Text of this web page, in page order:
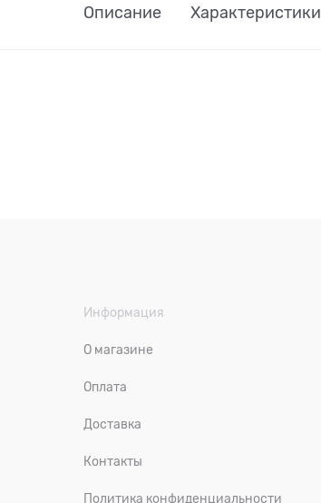
Описание Характеристики
Информация
О магазине
Оплата
Доставка
Контакты
Политика конфиденциальности